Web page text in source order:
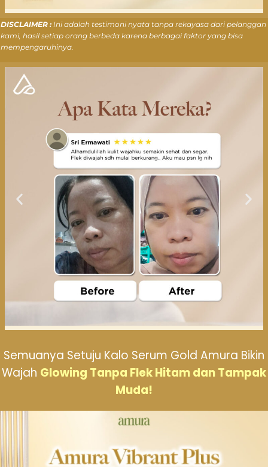
DISCLAIMER : Ini adalah testimoni nyata tanpa rekayasa dari pelanggan
kami, hasil setiap orang berbeda karena berbagai faktor yang bisa
mempengaruhinya.
Semuanya Setuju Kalo Serum Gold Amura Bikin
Wajah Glowing Tanpa Flek Hitam dan Tampak
Muda!